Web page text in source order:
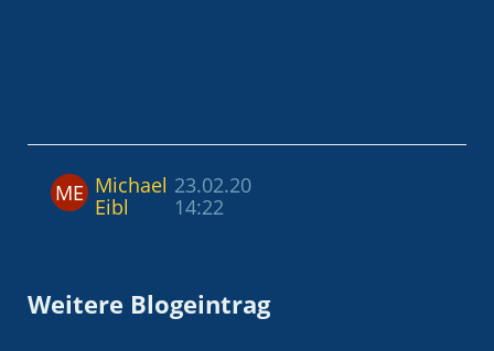
ME Michael
Eibl
23.02.20
14:22
Weitere Blogeintrag